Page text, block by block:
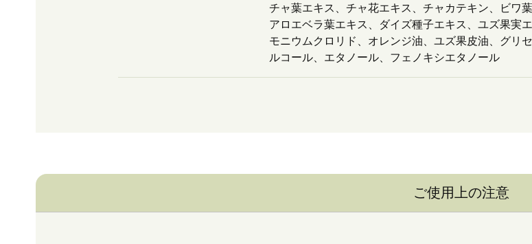
チャ葉エキス、チャ花エキス、チャカテキン、ビワ
アロエベラ葉エキス、ダイズ種子エキス、ユズ果実
モニウムクロリド、オレンジ油、ユズ果皮油、グリ
ルコール、エタノール、フェノキシエタノール
ご使用上の注意